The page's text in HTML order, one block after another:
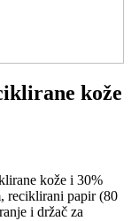
kože
kože i 30%
reciklirani papir (80
i držač za